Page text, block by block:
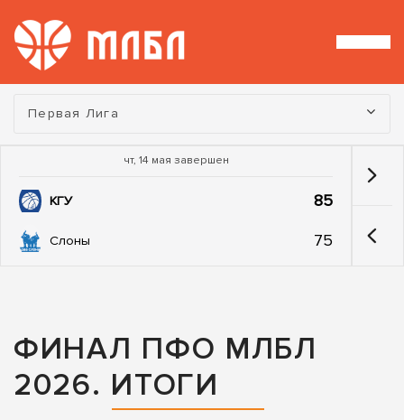
Турнир:
Первая Лига
чт, 14 мая завершен
КГУ 85
Слоны 75
ФИНАЛ ПФО МЛБЛ
2026. ИТОГИ